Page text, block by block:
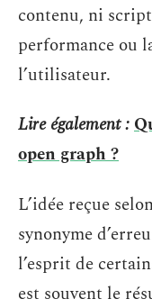
contenu, ni
performance ou
l’utilisateur.
Lire également :
open graph ?
L’idée reçue
synonyme
l’esprit de
est souvent le